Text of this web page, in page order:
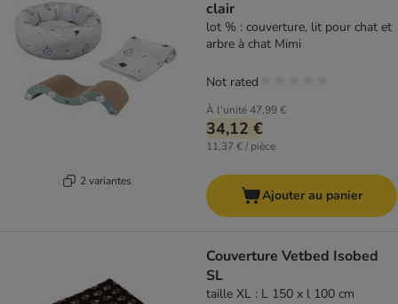
2 variantes
clair
lot % : couverture, lit pour chat et
arbre à chat Mimi
À l'unité47,99 €
34,12 €
11,37 € / pièce
Not rated
Ajouter au panier
Couverture Vetbed Isobed
SL
taille XL : L 150 x l 100 cm